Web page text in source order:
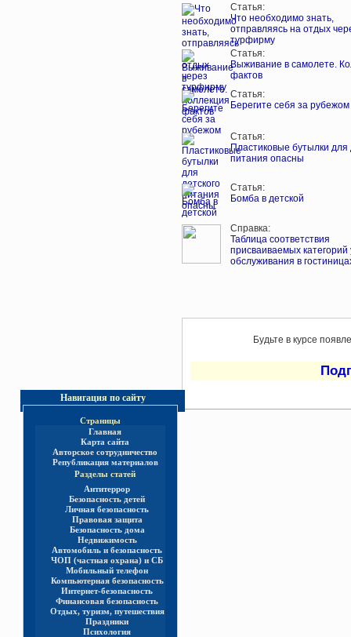
Статья:
Что необходимо знать,
отправляясь на отдых
турфирму
Статья:
Выживание в самолете.
фактов
Статья:
Берегите себя за рубежом
Статья:
Пластиковые бутылки для
питания опасны
Статья:
Бомба в детской
Справка:
Таблица соответствия
присваиваемых
обслуживания в
Будьте в курсе
Навигация по сайту
Страницы
Главная
Карта сайта
Авторское сотрудничество
Републикация материалов
Разделы статей
Антитеррор
Безопасность детей
Личная безопасность
Правовая защита
Безопасность дома
Недвижимость
Автомобиль и безопасность
ЧОП (частная охрана) и СБ
Мобильный телефон
Компьютерная безопасность
Интернет-безопасность
Финансовая безопасность
Отдых, туризм, путешествия
Праздники
Психология